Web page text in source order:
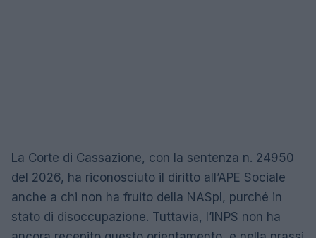
La Corte di Cassazione, con la sentenza n. 24950
del 2026, ha riconosciuto il diritto all’APE Sociale
anche a chi non ha fruito della NASpI, purché in
stato di disoccupazione. Tuttavia, l’INPS non ha